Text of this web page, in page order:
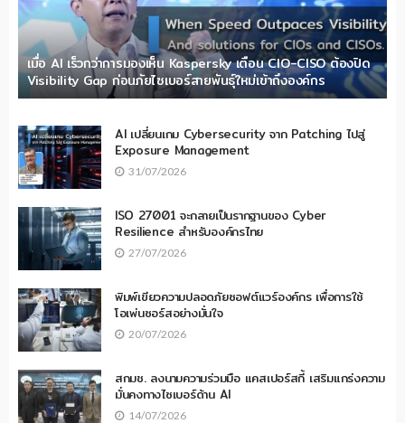
เมื่อ AI เร็วกว่าการมองเห็น Kaspersky เตือน CIO-CISO ต้องปิด
Visibility Gap ก่อนภัยไซเบอร์สายพันธุ์ใหม่เข้าถึงองค์กร
AI เปลี่ยนเกม Cybersecurity จาก Patching ไปสู่
Exposure Management
31/07/2026
ISO 27001 จะกลายเป็นรากฐานของ Cyber
Resilience สำหรับองค์กรไทย
27/07/2026
พิมพ์เขียวความปลอดภัยซอฟต์แวร์องค์กร เพื่อการใช้
โอเพ่นซอร์สอย่างมั่นใจ
20/07/2026
สกมช. ลงนามความร่วมมือ แคสเปอร์สกี้ เสริมแกร่งความ
มั่นคงทางไซเบอร์ด้าน AI
14/07/2026